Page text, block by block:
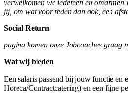
verwelkomen we iedereen en
jij, om wat voor reden dan ook, een
Social Return
pagina komen onze Jobcoaches graag
Wat wij bieden
Een salaris passend bij jouw functie en
Horeca/Contractcatering) en een fijne